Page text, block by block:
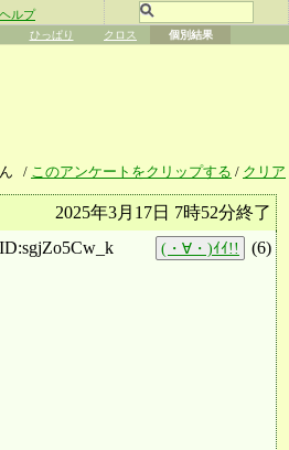
ヘルプ
ひっぱり クロス 個別結果
/ このアンケートをクリップする / クリア
2025年3月17日 7時52分終了
ID:sgjZo5Cw_k
(・∀・)ｲｲ!! (6)